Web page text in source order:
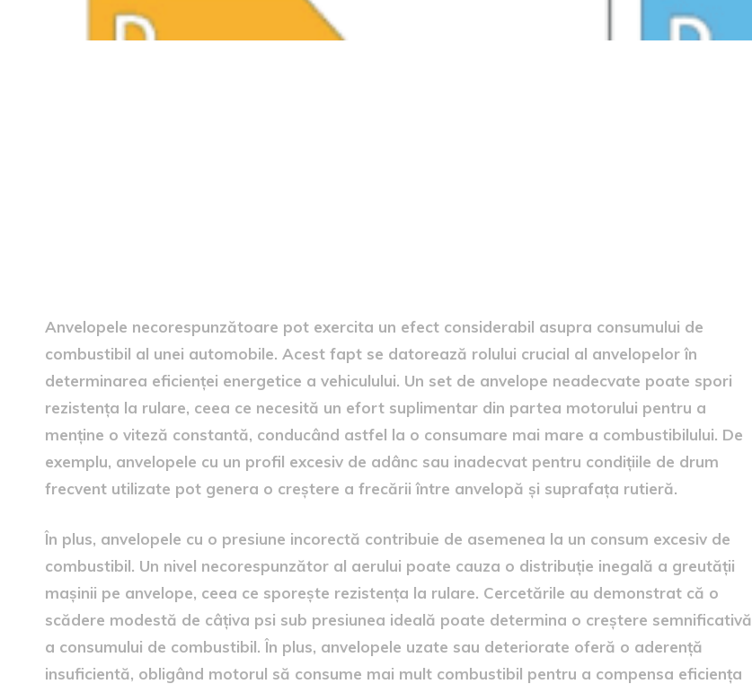
Anvelopele necorespunzătoare pot exercita un efect considerabil asupra consumului de
combustibil al unei automobile. Acest fapt se datorează rolului crucial al anvelopelor în
determinarea eficienței energetice a vehiculului. Un set de anvelope neadecvate poate spori
rezistența la rulare, ceea ce necesită un efort suplimentar din partea motorului pentru a
menține o viteză constantă, conducând astfel la o consumare mai mare a combustibilului. De
exemplu, anvelopele cu un profil excesiv de adânc sau inadecvat pentru condițiile de drum
frecvent utilizate pot genera o creștere a frecării între anvelopă și suprafața rutieră.
În plus, anvelopele cu o presiune incorectă contribuie de asemenea la un consum excesiv de
combustibil. Un nivel necorespunzător al aerului poate cauza o distribuție inegală a greutății
mașinii pe anvelope, ceea ce sporește rezistența la rulare. Cercetările au demonstrat că o
scădere modestă de câțiva psi sub presiunea ideală poate determina o creștere semnificativă
a consumului de combustibil. În plus, anvelopele uzate sau deteriorate oferă o aderență
insuficientă, obligând motorul să consume mai mult combustibil pentru a compensa eficiența